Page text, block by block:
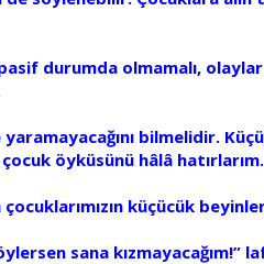
durumda olmamalı,
bilmelidir.
öyküsünü hâlâ hatırlarım.
küçücük
sana kızmayacağım!”